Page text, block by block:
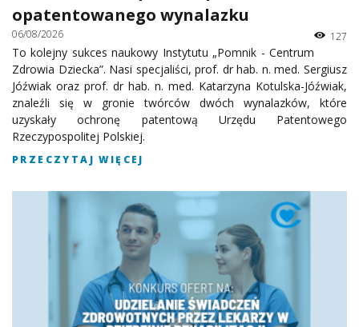
opatentowanego wynalazku
06/08/2026 127
To kolejny sukces naukowy Instytutu „Pomnik - Centrum
Zdrowia Dziecka”. Nasi specjaliści, prof. dr hab. n. med. Sergiusz
Jóźwiak oraz prof. dr hab. n. med. Katarzyna Kotulska-Jóźwiak,
znaleźli się w gronie twórców dwóch wynalazków, które
uzyskały ochronę patentową Urzędu Patentowego
Rzeczypospolitej Polskiej.
PRZECZYTAJ WIĘCEJ